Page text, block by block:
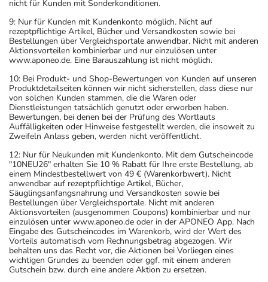
nicht für Kunden mit Sonderkonditionen.
9: Nur für Kunden mit Kundenkonto möglich. Nicht auf
rezeptpflichtige Artikel, Bücher und Versandkosten sowie bei
Bestellungen über Vergleichsportale anwendbar. Nicht mit anderen
Aktionsvorteilen kombinierbar und nur einzulösen unter
www.aponeo.de. Eine Barauszahlung ist nicht möglich.
10: Bei Produkt- und Shop-Bewertungen von Kunden auf unseren
Produktdetailseiten können wir nicht sicherstellen, dass diese nur
von solchen Kunden stammen, die die Waren oder
Dienstleistungen tatsächlich genutzt oder erworben haben.
Bewertungen, bei denen bei der Prüfung des Wortlauts
Auffälligkeiten oder Hinweise festgestellt werden, die insoweit zu
Zweifeln Anlass geben, werden nicht veröffentlicht.
12: Nur für Neukunden mit Kundenkonto. Mit dem Gutscheincode
"10NEU26" erhalten Sie 10 % Rabatt für Ihre erste Bestellung, ab
einem Mindestbestellwert von 49 € (Warenkorbwert). Nicht
anwendbar auf rezeptpflichtige Artikel, Bücher,
Säuglingsanfangsnahrung und Versandkosten sowie bei
Bestellungen über Vergleichsportale. Nicht mit anderen
Aktionsvorteilen (ausgenommen Coupons) kombinierbar und nur
einzulösen unter www.aponeo.de oder in der APONEO App. Nach
Eingabe des Gutscheincodes im Warenkorb, wird der Wert des
Vorteils automatisch vom Rechnungsbetrag abgezogen. Wir
behalten uns das Recht vor, die Aktionen bei Vorliegen eines
wichtigen Grundes zu beenden oder ggf. mit einem anderen
Gutschein bzw. durch eine andere Aktion zu ersetzen.